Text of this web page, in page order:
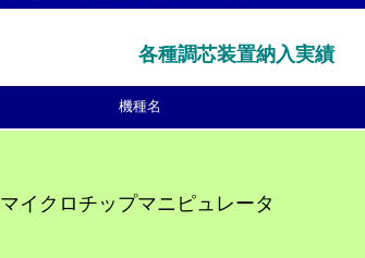
機種名
マイクロチップマニピュレータ
各種調芯装置納入実績